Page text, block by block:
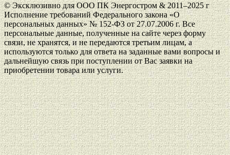
© Эксклюзивно для ООО ПК Энергостром & 2011–2025 г
Исполнение требований Федерального закона «О
персональных данных» № 152-ФЗ от 27.07.2006 г. Все
персональные данные, полученные на сайте через форму
связи, не хранятся, и не передаются третьим лицам, а
используются только для ответа на заданные вами вопросы и
дальнейшую связь при поступлении от Вас заявки на
приобретении товара или услуги.